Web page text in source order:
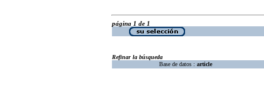
página 1 de 1
Refinar la búsqueda
Base de datos : article